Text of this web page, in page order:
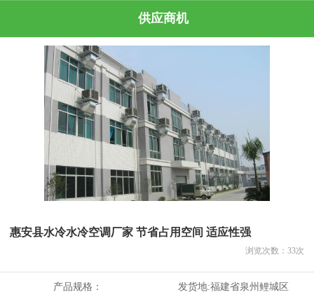
供应商机
惠安县水冷水冷空调厂家 节省占用空间 适应性强
浏览次数： 33次
产品规格： 发货地:福建省泉州鲤城区